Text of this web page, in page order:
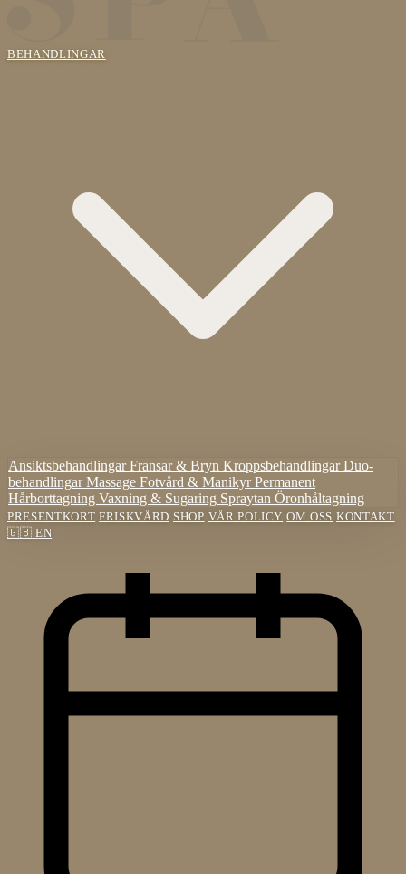
BEHANDLINGAR
AnsiktsbehandlingarFransar & Bryn KroppsbehandlingarDuo-
behandlingarMassage Fotvård & ManikyrPermanent
Hårborttagning Vaxning & Sugaring Spraytan Öronhåltagning
PRESENTKORT FRISKVÅRD SHOP VÅR POLICY OM OSS KONTAKT
🇬🇧 EN